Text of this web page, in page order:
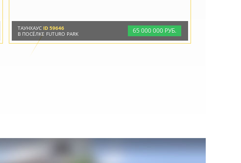
65000000 РУБ.
ТАУНХАУС ID 59646
В ПОСЁЛКЕ FUTURO PARK